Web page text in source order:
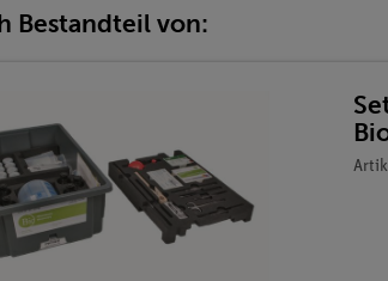
Bestandteil von: